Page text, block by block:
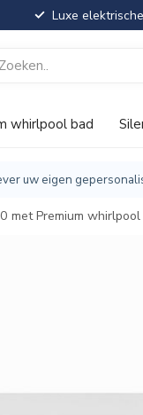
Luxe
whirlpool bad
uw eigen
met Premium